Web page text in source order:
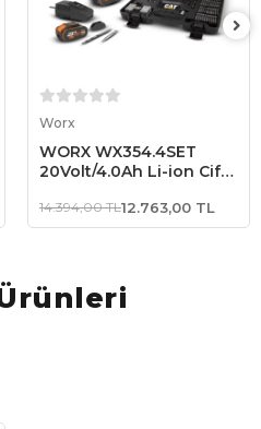
Worx
WORX WX354.4SET
20Volt/4.0Ah Li-ion Çift
Profesyonel Şarjlı
Darbeli Matkap +
14.394,00 TL12.763,00 TL